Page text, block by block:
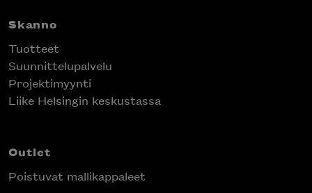
Skanno
Tuotteet
Suunnittelupalvelu
Projektimyynti
Liike Helsingin keskustassa
Outlet
Poistuvat mallikappaleet